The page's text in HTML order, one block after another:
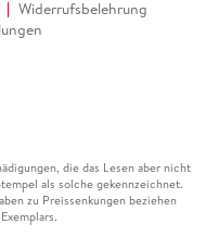
Widerrufsbelehrung
die das Lesen aber nicht
als solche gekennzeichnet.
zu Preissenkungen beziehen